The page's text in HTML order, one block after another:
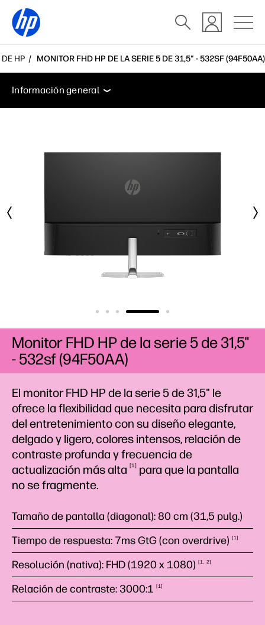
HP MONITOR FHD HP DE LA SERIE 5 DE 31,5" - 532SF (94F50AA)
Información general Características
Información general
El monitor FHD HP de la serie 5 de 31,5" le
ofrece la flexibilidad que necesita para disfrutar
del entretenimiento con su diseño elegante,
delgado y ligero, colores intensos, relación de
contraste profunda y frecuencia de
actualización másalta 1
para que la pantalla
no se fragmente.
Tamaño de pantalla (diagonal): 80 cm (31,5 pulg.)
Tiempo de respuesta: 7ms GtG (con overdrive) 1
Resolución (nativa): FHD (1920 x 1080) 1 2
Relación de contraste: 3000:1 1
Monitor FHD HP de la serie 5 de 31,5"
- 532sf (94F50AA)